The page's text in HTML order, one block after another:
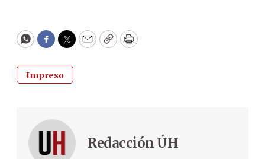
WhatsApp
Facebook
Twitter
EmailCopyPrint
Impreso
Redacción ÚH